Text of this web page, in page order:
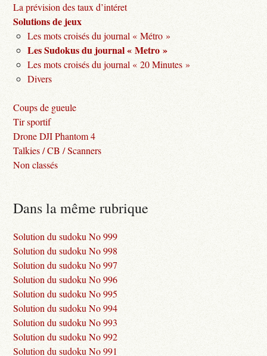
La prévision des taux d’intéret
Solutions de jeux
Les mots croisés du journal « Métro »
Les Sudokus du journal « Metro »
Les mots croisés du journal « 20 Minutes »
Divers
Coups de gueule
Tir sportif
Drone DJI Phantom 4
Talkies / CB / Scanners
Non classés
Dans la même rubrique
Solution du sudoku No 999
Solution du sudoku No 998
Solution du sudoku No 997
Solution du sudoku No 996
Solution du sudoku No 995
Solution du sudoku No 994
Solution du sudoku No 993
Solution du sudoku No 992
Solution du sudoku No 991